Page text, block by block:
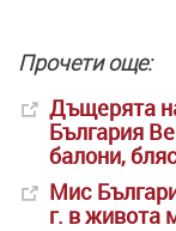
Прочети още:
Дъщерята
България
балони,
Мис
г. в живота